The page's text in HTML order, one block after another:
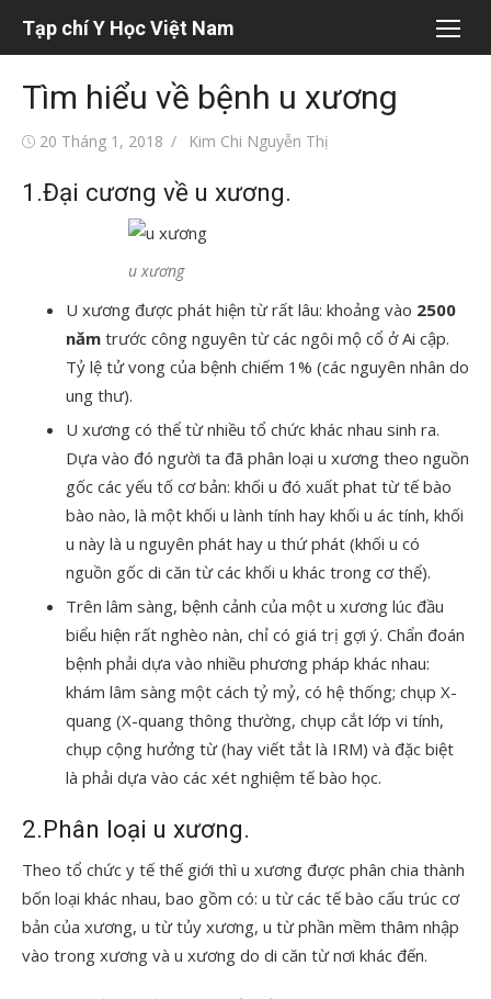
Tạp chí Y Học Việt Nam
Tìm hiểu về bệnh u xương
Đăng20 Tháng 1, 2018
Tác
Kim Chi Nguyễn Thị
1.Đại cương về u xương.
u xương
U xương được phát hiện từ rất lâu: khoảng vào 2500
năm trước công nguyên từ các ngôi mộ cổ ở Ai cập.
Tỷ lệ tử vong của bệnh chiếm 1% (các nguyên nhân do
ung thư).
U xương có thể từ nhiều tổ chức khác nhau sinh ra.
Dựa vào đó người ta đã phân loại u xương theo nguồn
gốc các yếu tố cơ bản: khối u đó xuất phat từ tế bào
bào nào, là một khối u lành tính hay khối u ác tính, khối
u này là u nguyên phát hay u thứ phát (khối u có
nguồn gốc di căn từ các khối u khác trong cơ thể).
Trên lâm sàng, bệnh cảnh của một u xương lúc đầu
biểu hiện rất nghèo nàn, chỉ có giá trị gợi ý. Chẩn đoán
bệnh phải dựa vào nhiều phương pháp khác nhau:
khám lâm sàng một cách tỷ mỷ, có hệ thống; chụp X-
quang (X-quang thông thường, chụp cắt lớp vi tính,
chụp cộng hưởng từ (hay viết tắt là IRM) và đặc biệt
là phải dựa vào các xét nghiệm tế bào học.
2.Phân loại u xương.
Theo tổ chức y tế thế giới thì u xương được phân chia thành
bốn loại khác nhau, bao gồm có: u từ các tế bào cấu trúc cơ
bản của xương, u từ tủy xương, u từ phần mềm thâm nhập
vào trong xương và u xương do di căn từ nơi khác đến.